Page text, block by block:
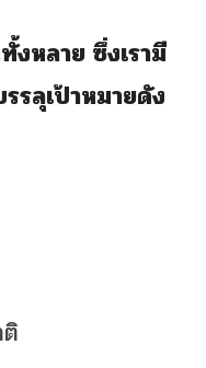
งหลาย ซึ่งเรามี
รลุเป้าหมายดัง